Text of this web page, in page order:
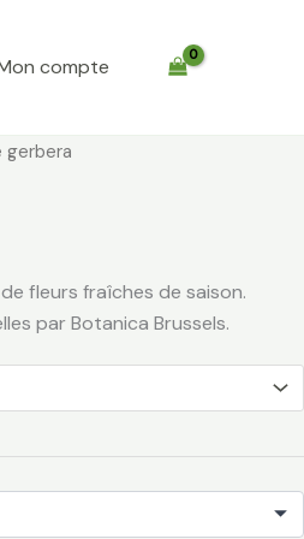
compte
gerbera
fleurs fraîches de saison.
par Botanica Brussels.